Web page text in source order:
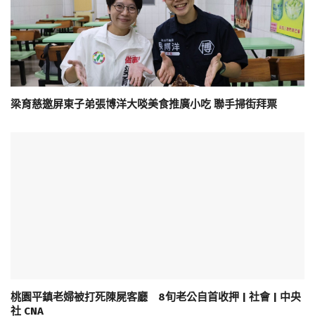
梁育慈邀屏東子弟張博洋大啖美食推廣小吃 聯手掃街拜票
桃園平鎮老婦被打死陳屍客廳 8旬老公自首收押 | 社會 | 中央
社 CNA